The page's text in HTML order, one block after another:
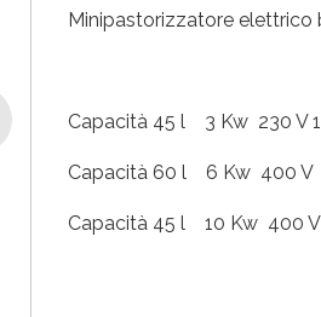
Minipastorizzatore
Capacità 45 l 3 Kw 230 V
Capacità 60 l 6 Kw 400 V
Capacità 45 l 10 Kw 400